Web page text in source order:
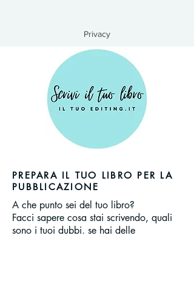
Privacy
PREPARA IL TUO LIBRO PER LA
PUBBLICAZIONE
A che punto sei del tuo libro?
Facci sapere cosa stai scrivendo, quali
sono i tuoi dubbi, se hai delle